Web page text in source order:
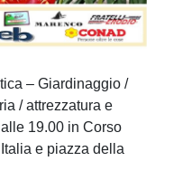
– Giardinaggio /
/ attrezzatura e
19.00 in Corso
e piazza della